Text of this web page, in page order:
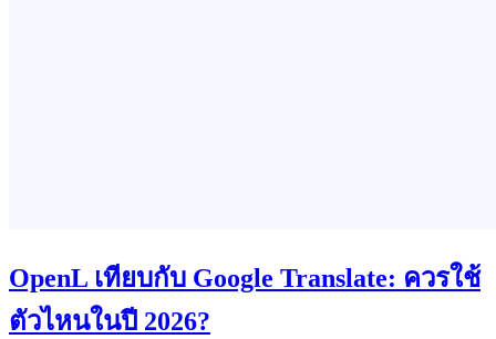
OpenL เทียบกับ Google Translate: ควรใช้
ตัวไหนในปี 2026?